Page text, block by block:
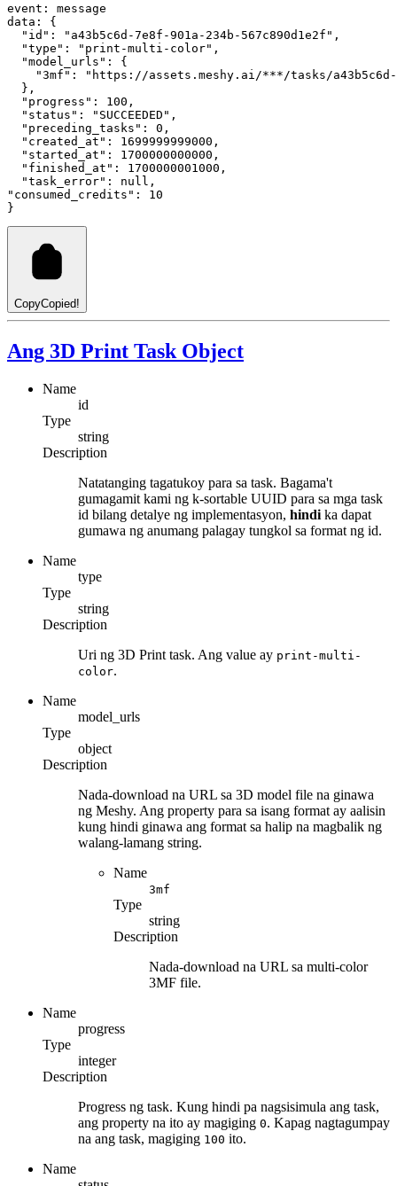
event :
message
data :
{
"id" : "a43b5c6d-7e8f-901a-234b-567c890d1e2f" ,
"type" : "print-multi-color" ,
"model_urls" : {
"3mf" :
"https://assets.meshy.ai/***/tasks/a43b5c6d-
  }
,
"progress" : 100 ,
"status" : "SUCCEEDED" ,
"preceding_tasks" : 0 ,
"created_at" : 1699999999000 ,
"started_at" : 1700000000000 ,
"finished_at" : 1700000001000 ,
"task_error" : null ,
"consumed_credits" : 10
}
CopyCopied!
Ang 3D Print Task Object
Name
id
Type
string
Description
Natatanging tagatukoy para sa task. Bagama't
gumagamit kami ng k-sortable UUID para sa mga task
id bilang detalye ng implementasyon, hindi ka dapat
gumawa ng anumang palagay tungkol sa format ng id.
Name
type
Type
string
Description
Uri ng 3D Print task. Ang value ay print-multi-
color.
Name
model_urls
Type
object
Description
Nada-download na URL sa 3D model file na ginawa
ng Meshy. Ang property para sa isang format ay aalisin
kung hindi ginawa ang format sa halip na magbalik ng
walang-lamang string.
Name
3mf
Type
string
Description
Nada-download na URL sa multi-color
3MF file.
Name
progress
Type
integer
Description
Progress ng task. Kung hindi pa nagsisimula ang task,
ang property na ito ay magiging 0. Kapag nagtagumpay
na ang task, magiging 100 ito.
Name